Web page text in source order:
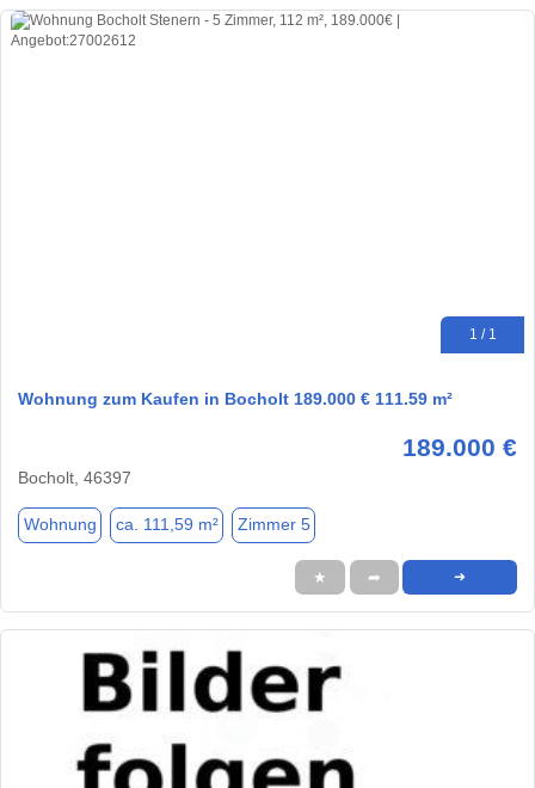
1 / 1
Wohnung zum Kaufen in Bocholt 189.000 € 111.59 m²
189.000 €
Bocholt, 46397
Wohnung ca. 111,59 m² Zimmer 5
★ ➦ ➜